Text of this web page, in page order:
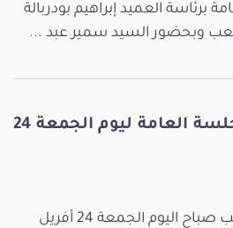
برئاسة العميد إبراهيم بودربالة
وبحضور السيد سمير عبد ...
ملخص فعاليات الجلسة العامة ليوم الجمعة 24
عقد مجلس نواب الشعب صباح اليوم الجمعة 24 أفريل